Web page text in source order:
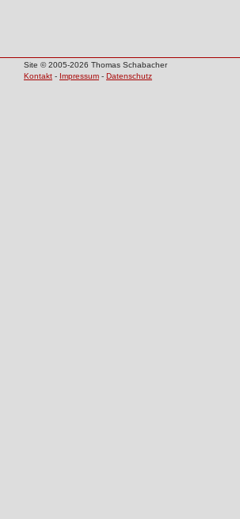
Site © 2005-2026 Thomas Schabacher
Kontakt - Impressum - Datenschutz